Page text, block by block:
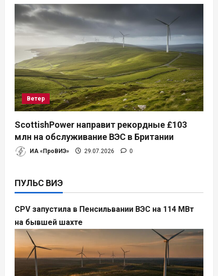
Ветер
ScottishPower направит рекордные £103
млн на обслуживание ВЭС в Британии
ИА «ПроВИЭ» 29.07.2026 0
ПУЛЬС ВИЭ
CPV запустила в Пенсильвании ВЭС на 114 МВт
на бывшей шахте